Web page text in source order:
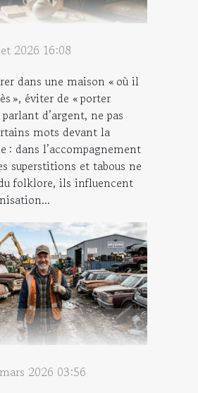
2026 16:08
dans une maison « où il
», éviter de « porter
d’argent, ne pas
mots devant la
: dans l’accompagnement
superstitions et tabous ne
folklore, ils influencent
2026 03:56